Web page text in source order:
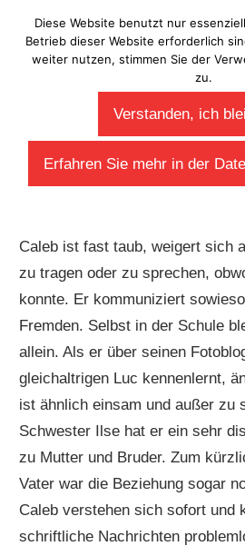
Inhalt
springen
Gabi
Signs von Anna
Caleb ist fast taub, weigert sich
zu tragen oder zu sprechen,
konnte. Er kommuniziert
Fremden. Selbst in der Schule
allein. Als er über seinen
gleichaltrigen Luc kennenlernt,
ist ähnlich einsam und außer zu
Schwester Ilse hat er ein sehr
zu Mutter und Bruder. Zum
Vater war die Beziehung sogar
Caleb verstehen sich sofort und
schriftliche Nachrichten
Diese Website benutzt nur
Betrieb dieser Website erforderlich
weiter nutzen, stimmen Sie der
zu.
Verstanden, ich
Erfahren Sie mehr in der